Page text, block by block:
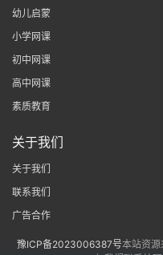
幼儿启蒙
小学网课
初中网课
高中网课
素质教育
关于我们
关于我们
联系我们
广告合作
豫ICP备2023006387号本站资源